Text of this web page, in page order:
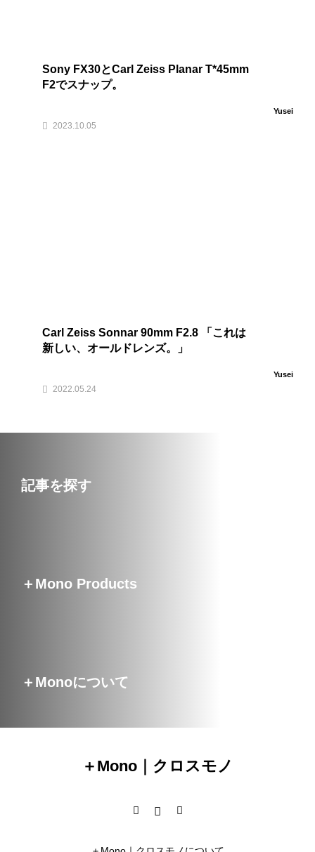
Sony FX30とCarl Zeiss Planar T*45mm
F2でスナップ。
Yusei
2023.10.05
Carl Zeiss Sonnar 90mm F2.8 「これは
新しい、オールドレンズ。」
Yusei
2022.05.24
記事を探す
＋Mono Products
＋Monoについて
＋Mono｜クロスモノ